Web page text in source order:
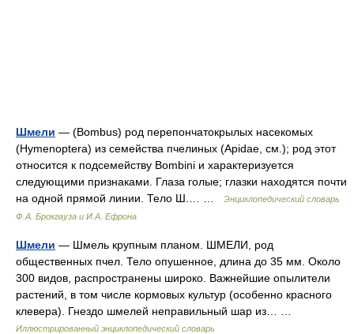
Шмели — (Bombus) род перепончатокрылых насекомых
(Hymenoptera) из семейства пчелиных (Apidae, см.); род этот
относится к подсемейству Bombini и характеризуется
следующими признаками. Глаза голые; глазки находятся почти
на одной прямой линии. Тело Ш.… …
Энциклопедический словарь
Ф.А. Брокгауза и И.А. Ефрона
Шмели — Шмель крупным планом. ШМЕЛИ, род
общественных пчел. Тело опушенное, длина до 35 мм. Около
300 видов, распространены широко. Важнейшие опылители
растений, в том числе кормовых культур (особенно красного
клевера). Гнездо шмелей неправильный шар из… …
Иллюстрированный энциклопедический словарь